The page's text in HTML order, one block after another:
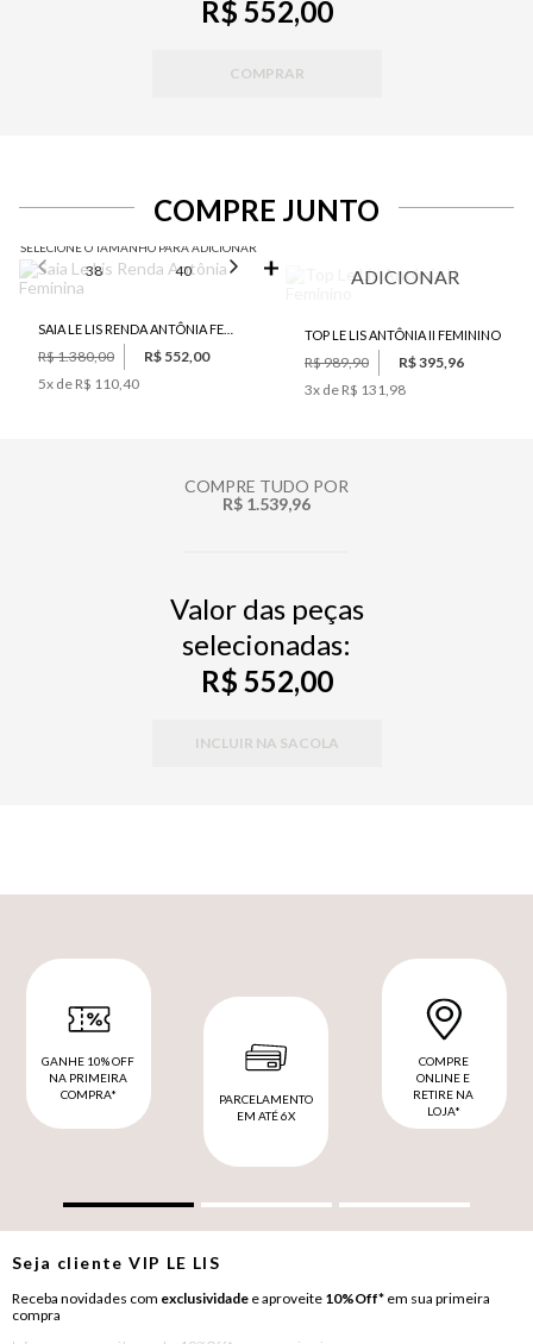
R$ 552,00
COMPRAR
COMPRE JUNTO
SELECIONE O TAMANHO PARA ADICIONAR
38 40 42 44 46
R$ 1.380,00
R$ 552,00
5x de R$ 110,40
ADICIONAR
TOP LE LIS ANTÔNIA II FEMININO
R$ 989,90
R$ 395,96
3x de R$ 131,98
COMPRE TUDO POR
R$ 1.539,96
Valor das peças
selecionadas:
R$ 552,00
INCLUIR NA SACOLA
GANHE 10% OFF
NA PRIMEIRA
COMPRA*
PARCELAMENTO
EM ATÉ 6X
COMPRE
ONLINE E
RETIRE NA
LOJA*
Seja clienteVIP LE LIS
Receba novidades com exclusividade e aproveite 10%Off* em sua primeira
compra